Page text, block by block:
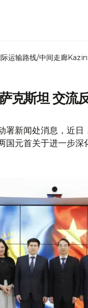
运输路线/中间走廊
克斯坦 交流
署新闻处消息，近
元首关于进一步深